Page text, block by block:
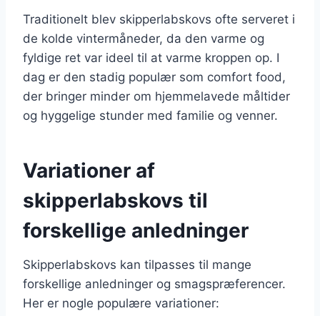
Traditionelt blev skipperlabskovs ofte serveret i
de kolde vintermåneder, da den varme og
fyldige ret var ideel til at varme kroppen op. I
dag er den stadig populær som comfort food,
der bringer minder om hjemmelavede måltider
og hyggelige stunder med familie og venner.
Variationer af
skipperlabskovs til
forskellige anledninger
Skipperlabskovs kan tilpasses til mange
forskellige anledninger og smagspræferencer.
Her er nogle populære variationer: